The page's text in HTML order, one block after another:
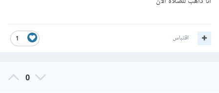
1 اقتباس
0